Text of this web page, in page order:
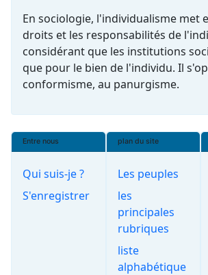
En sociologie, l'individualisme met
droits et les responsabilités de
considérant que les institutions
que pour le bien de l'individu. Il
conformisme, au panurgisme.
Entre nous
Qui suis-je ?
S'enregistrer
plan du site
Les peuples
les
principales
rubriques
liste
alphabétique